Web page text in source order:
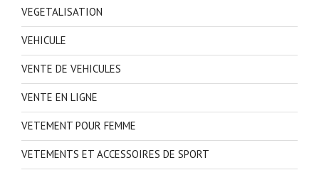
VEGETALISATION
VEHICULE
VENTE DE VEHICULES
VENTE EN LIGNE
VETEMENT POUR FEMME
VETEMENTS ET ACCESSOIRES DE SPORT